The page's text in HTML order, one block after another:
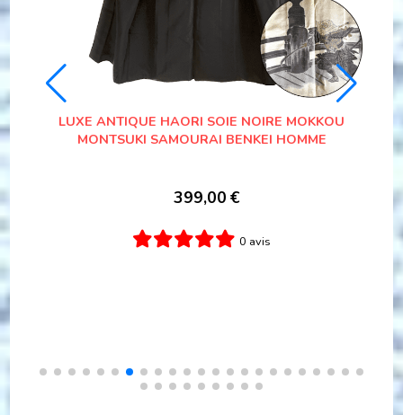
LUXE ANTIQUE HAORI SOIE NOIRE MOKKOU
MONTSUKI SAMOURAI BENKEI HOMME
399,00 €
0 avis